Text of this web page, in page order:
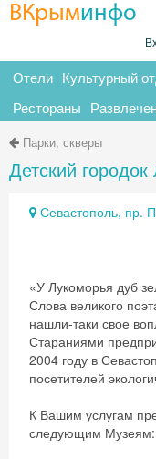
ВКрыминфо
Отели Культурный
Рестораны
Парки, скверы
Детский
Севастополь, пр.
«У Лукоморья дуб
Слова великого
нашли-таки свое
Стараниями
2004 году в
посетителей
К Вашим услугам
следующим Музеям: